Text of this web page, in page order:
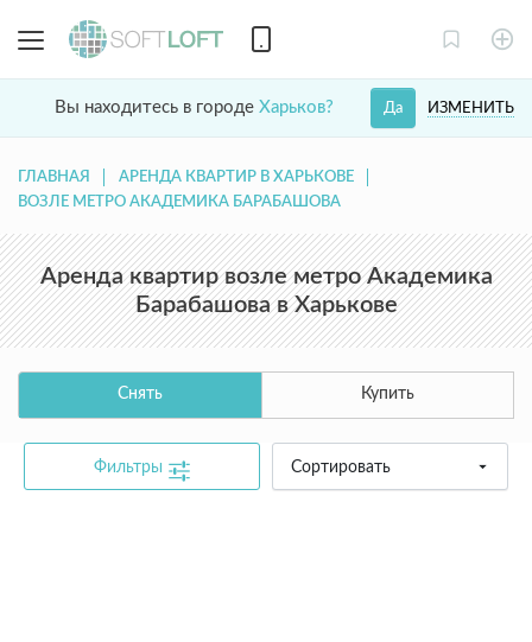
Вы находитесь в городе Харьков? ИЗМЕНИТЬ
Да
ГЛАВНАЯ
АРЕНДА КВАРТИР В ХАРЬКОВЕ
ВОЗЛЕ МЕТРО АКАДЕМИКА БАРАБАШОВА
Аренда квартир возле метро Академика
Барабашова в Харькове
Снять Купить
Фильтры Сортировать